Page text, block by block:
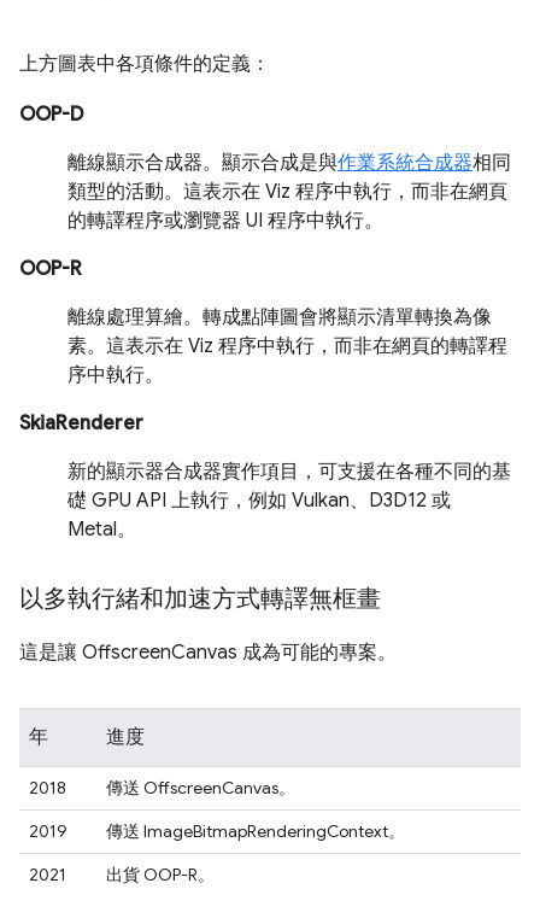
上方圖表中各項條件的定義：
OOP-D
離線顯示合成器。顯示合成是與作業系統合成器相同
類型的活動。這表示在 Viz 程序中執行，而非在網頁
的轉譯程序或瀏覽器 UI 程序中執行。
OOP-R
離線處理算繪。轉成點陣圖會將顯示清單轉換為像
素。這表示在 Viz 程序中執行，而非在網頁的轉譯程
序中執行。
SkiaRenderer
新的顯示器合成器實作項目，可支援在各種不同的基
礎 GPU API 上執行，例如 Vulkan、D3D12 或
Metal。
以多執行緒和加速方式轉譯無框畫
這是讓 OffscreenCanvas 成為可能的專案。
年 進度
2018
傳送 OffscreenCanvas。
2019
傳送 ImageBitmapRenderingContext。
2021
出貨 OOP-R。